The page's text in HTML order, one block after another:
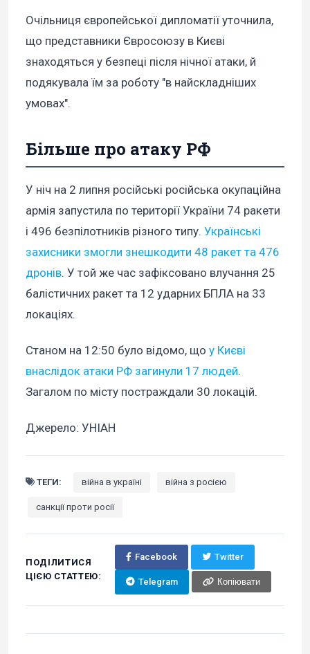
Очільниця європейської дипломатії уточнила,
що представники Євросоюзу в Києві
знаходяться у безпеці після нічної атаки, й
подякувала їм за роботу "в найскладніших
умовах".
Більше про атаку РФ
У ніч на 2 липня російські російська окупаційна
армія запустила по території України 74 ракети
і 496 безпілотників різного типу. Українські
захисники змогли знешкодити 48 ракет та 476
дронів. У той же час зафіксовано влучання 25
балістичних ракет та 12 ударних БПЛА на 33
локаціях.
Станом на 12:50 було відомо, що у Києві
внаслідок атаки РФ загинули 17 людей.
Загалом по місту постраждали 30 локацій.
Джерело: УНІАН
ТЕГИ: війна в україні війна з росією
санкції проти росії
ПОДІЛИТИСЯ
ЦІЄЮ СТАТТЕЮ:
Facebook Twitter
Telegram Копіювати